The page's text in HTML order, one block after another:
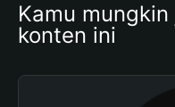
Kamu
konten ini